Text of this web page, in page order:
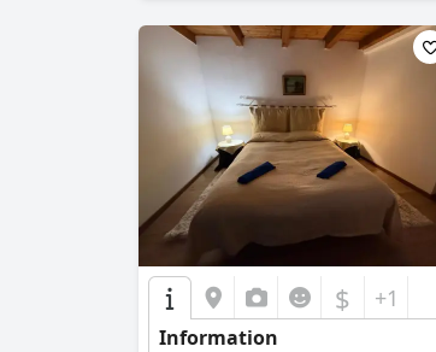
$ +1
Information